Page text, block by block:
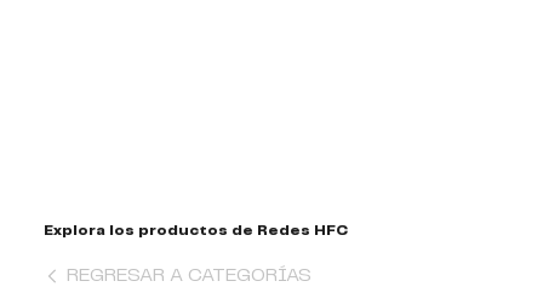
Explora los productos de Redes HFC
REGRESAR A CATEGORÍAS